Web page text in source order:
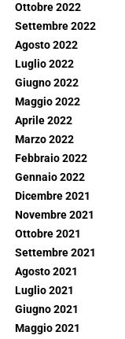
Ottobre 2022
Settembre 2022
Agosto 2022
Luglio 2022
Giugno 2022
Maggio 2022
Aprile 2022
Marzo 2022
Febbraio 2022
Gennaio 2022
Dicembre 2021
Novembre 2021
Ottobre 2021
Settembre 2021
Agosto 2021
Luglio 2021
Giugno 2021
Maggio 2021